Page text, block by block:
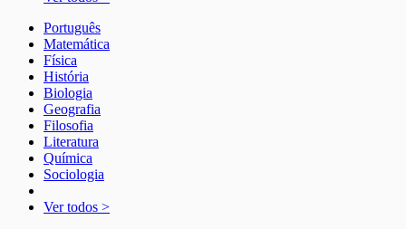
Português
Matemática
Física
História
Biologia
Geografia
Filosofia
Literatura
Química
Sociologia
Ver todos >